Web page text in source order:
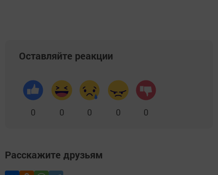
Оставляйте реакции
0 0 0 0 0
Расскажите друзьям